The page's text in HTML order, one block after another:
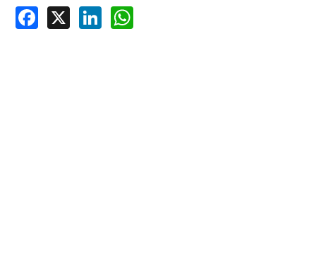
Facebook
X LinkedIn